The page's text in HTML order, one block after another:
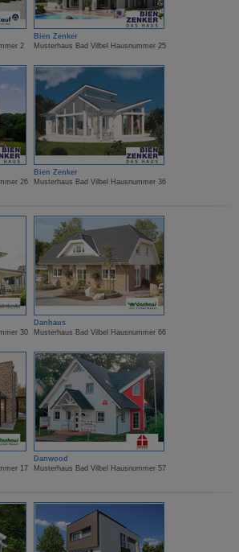
2
Bien Zenker
Musterhaus Bad Vilbel Hausnummer 25
26
Bien Zenker
Musterhaus Bad Vilbel Hausnummer 36
30
Danhaus
Musterhaus Bad Vilbel Hausnummer 66
17
Danwood
Musterhaus Bad Vilbel Hausnummer 57